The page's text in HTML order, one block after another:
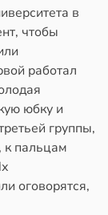
в
чтобы
работал
юбку и
группы,
к пальцам
оговорятся,